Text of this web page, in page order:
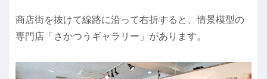
商店街を抜けて線路に沿って右折すると、情景模型の
専門店「さかつうギャラリー」があります。